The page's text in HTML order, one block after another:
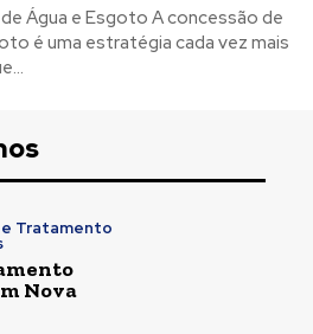
Esgoto A concessão de
é uma estratégia cada vez mais
Tratamento
Nova